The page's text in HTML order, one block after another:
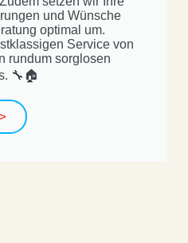
und Wünsche
optimal um.
Service von
rundum sorglosen
🔧🏠